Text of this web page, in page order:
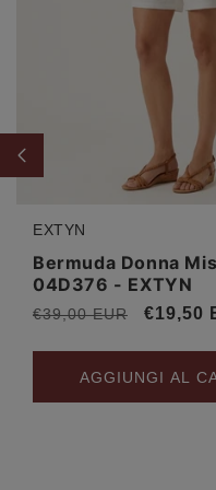
Produttore:
EXTYN
Bermuda Donna
04D376 - EXTYN
Prezzo
€39,00 EUR
Prezzo
€19,50
AGGIUNGI AL